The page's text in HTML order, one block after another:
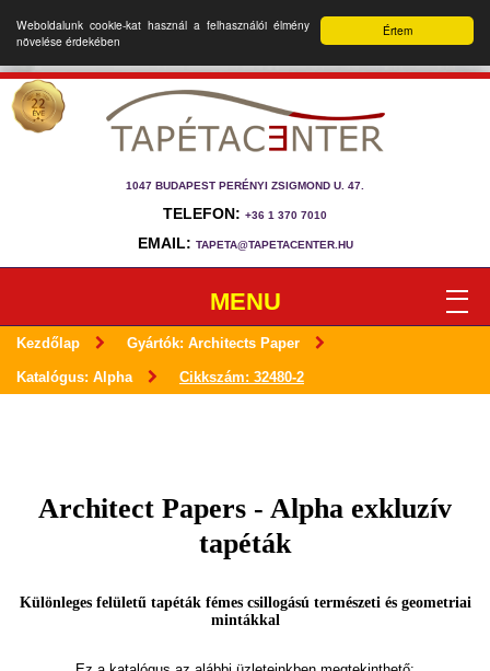
Értem
Weboldalunk cookie-kat használ a felhasználói élmény
növelése érdekében
1047 BUDAPEST PERÉNYI ZSIGMOND U. 47.
TELEFON: +36 1 370 7010
EMAIL: TAPETA@TAPETACENTER.HU
MENU
Kezdőlap Gyártók: Architects Paper
Katalógus: Alpha Cikkszám: 32480-2
Architect Papers - Alpha exkluzív
tapéták
Különleges felületű tapéták fémes csillogású természeti és geometriai
mintákkal